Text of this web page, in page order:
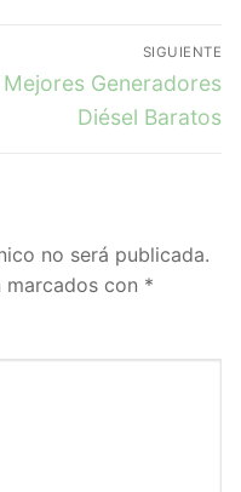
SIGUIENTE
Mejores Generadores
Diésel Baratos
no será publicada.
con *